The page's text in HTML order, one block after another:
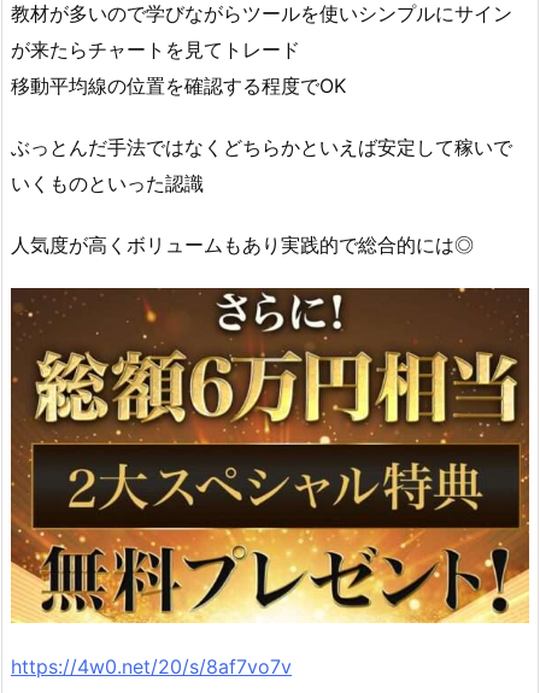
教材が多いので学びながらツールを使いシンプルにサイン
が来たらチャートを見てトレード
移動平均線の位置を確認する程度でOK
ぶっとんだ手法ではなくどちらかといえば安定して稼いで
いくものといった認識
人気度が高くボリュームもあり実践的で総合的には◎
https://4w0.net/20/s/8af7vo7v